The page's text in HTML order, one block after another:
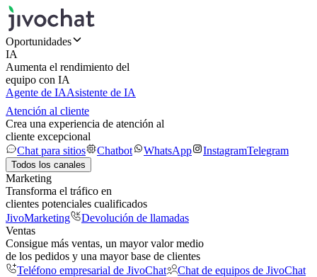
Oportunidades
IA
Aumenta el rendimiento del
equipo con IA
Agente de IAAsistente de IA
Atención al cliente
Crea una experiencia de atención al
cliente excepcional
Chat para sitios
Chatbot WhatsApp InstagramTelegram
Todos los canales
Marketing
Transforma el tráfico en
clientes potenciales cualificados
JivoMarketing
Devolución de llamadas
Ventas
Consigue más ventas, un mayor valor medio
de los pedidos y una mayor base de clientes
Teléfono empresarial de JivoChat
Chat de equipos de JivoChat